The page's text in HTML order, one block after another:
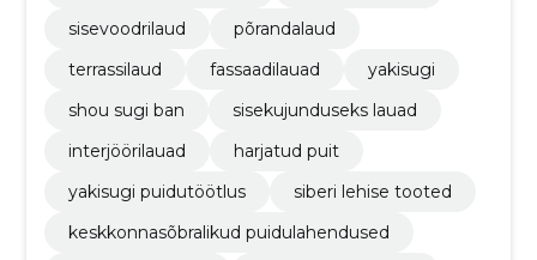
sisevoodrilaud
põrandalaud
terrassilaud
fassaadilauad
yakisugi
shou sugi ban
sisekujunduseks lauad
interjöörilauad
harjatud puit
yakisugi puidutöötlus
siberi lehise tooted
keskkonnasõbralikud puidulahendused